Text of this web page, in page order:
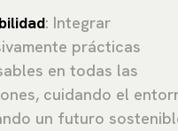
: Integrar
prácticas
en todas las
cuidando el
un futuro